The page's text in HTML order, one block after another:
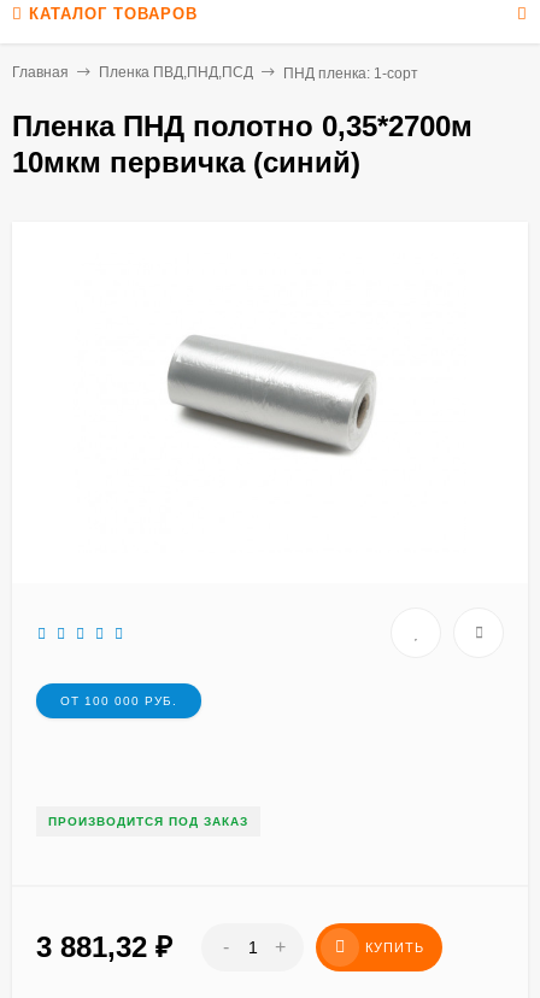
КАТАЛОГ ТОВАРОВ
Главная Пленка ПВД,ПНД,ПСД ПНД пленка: 1-сорт
Пленка ПНД полотно 0,35*2700м
10мкм первичка (синий)
ОТ 100 000 РУБ.
ПРОИЗВОДИТСЯ ПОД ЗАКАЗ
3 881,32 - + КУПИТЬ